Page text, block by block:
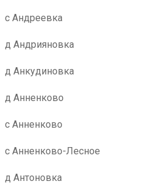
с Андреевка
д Андрияновка
д Анкудиновка
д Анненково
с Анненково
с Анненково-Лесное
д Антоновка